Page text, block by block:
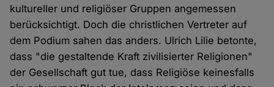
kultureller und religiöser Gruppen angemessen
berücksichtigt. Doch die christlichen Vertreter auf
dem Podium sahen das anders. Ulrich Lilie betonte,
dass "die gestaltende Kraft zivilisierter Religionen"
der Gesellschaft gut tue, dass Religiöse keinesfalls